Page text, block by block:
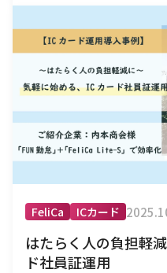
FeliCa ICカード
はたらく人の負担軽
ド社員証運用